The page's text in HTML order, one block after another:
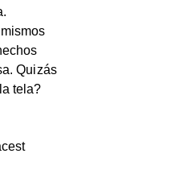
Quizás
tela?